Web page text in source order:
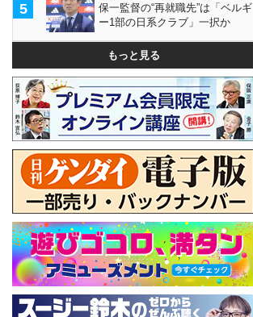
5
保一監督の“再就職先”は「ベルギ
ー1部の日系クラブ」一択か
もっと見る